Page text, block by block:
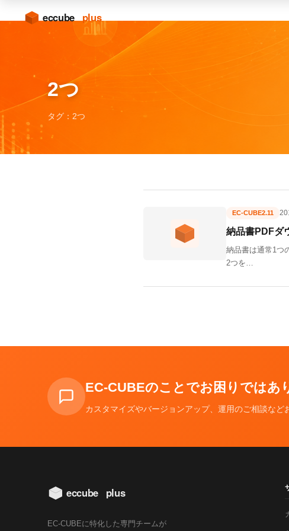
2つ
タグ：2つ
EC-CUBE2.11
納品書PDFダ
納品書は通常1つ
2つを…
EC-CUBEのことでお困りではあ
カスタマイズやバージョンアップ、運用のご相談など
EC-CUBEに特化した専門チームが